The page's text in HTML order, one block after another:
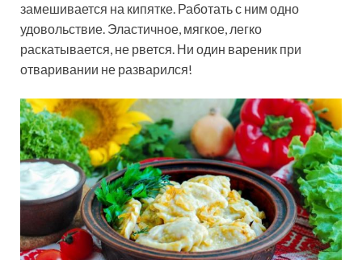
замешивается на кипятке. Работать с ним одно
удовольствие. Эластичное, мягкое, легко
раскатывается, не рвется. Ни один вареник при
отваривании не разварился!